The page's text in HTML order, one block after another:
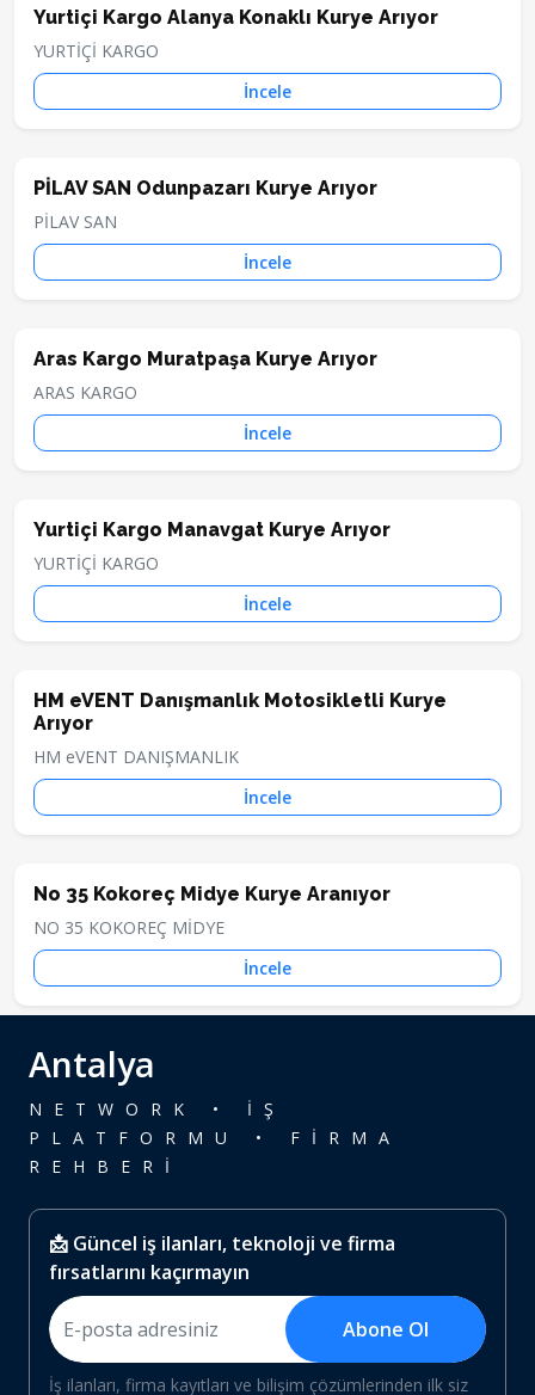
Yurtiçi Kargo Alanya Konaklı Kurye Arıyor
YURTİÇİ KARGO
İncele
PİLAV SAN Odunpazarı Kurye Arıyor
PİLAV SAN
İncele
Aras Kargo Muratpaşa Kurye Arıyor
ARAS KARGO
İncele
Yurtiçi Kargo Manavgat Kurye Arıyor
YURTİÇİ KARGO
İncele
HM eVENT Danışmanlık Motosikletli Kurye
Arıyor
HM eVENT DANIŞMANLIK
İncele
No 35 Kokoreç Midye Kurye Aranıyor
NO 35 KOKOREÇ MİDYE
İncele
Antalya
NETWORK • İŞ
PLATFORMU • FİRMA
REHBERİ
📩 Güncel iş ilanları, teknoloji ve firma
fırsatlarını kaçırmayın
Abone Ol
İş ilanları, firma kayıtları ve bilişim çözümlerinden ilk siz